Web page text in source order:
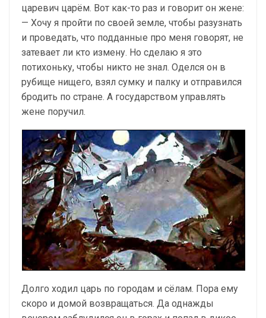
царевич царём. Вот как-то раз и говорит он жене:
— Хочу я пройти по своей земле, чтобы разузнать
и проведать, что подданные про меня говорят, не
затевает ли кто измену. Но сделаю я это
потихоньку, чтобы никто не знал. Оделся он в
рубище нищего, взял сумку и палку и отправился
бродить по стране. А государством управлять
жене поручил.
Долго ходил царь по городам и сёлам. Пора ему
скоро и домой возвращаться. Да однажды